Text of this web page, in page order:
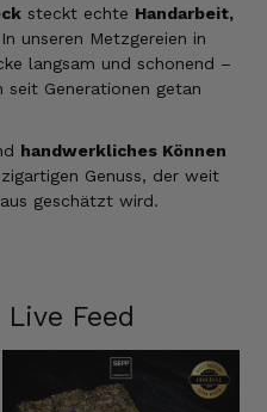
steckt echte Handarbeit,
unseren Metzgereien in
langsam und schonend –
seit Generationen getan
handwerkliches Können
Genuss, der weit
geschätzt wird.
Feed